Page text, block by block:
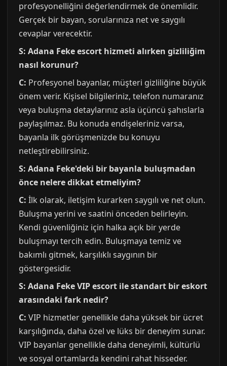
profesyonelliğini değerlendirmek de önemlidir.
Gerçek bir bayan, sorularınıza net ve saygılı
cevaplar verecektir.
S: Adana Feke escort hizmeti alırken gizliliğim
nasıl korunur?
C: Profesyonel bayanlar, müşteri gizliliğine büyük
önem verir. Kişisel bilgileriniz, telefon numaranız
veya buluşma detaylarınız asla üçüncü şahıslarla
paylaşılmaz. Bu konuda endişeleriniz varsa,
bayanla ilk görüşmenizde bu konuyu
netleştirebilirsiniz.
S: Adana Feke'deki bir bayanla buluşmadan
önce nelere dikkat etmeliyim?
C: İlk olarak, iletişim kurarken saygılı ve net olun.
Buluşma yerini ve saatini önceden belirleyin.
Kendi güvenliğiniz için halka açık bir yerde
buluşmayı tercih edin. Buluşmaya temiz ve
bakımlı gitmek, karşılıklı saygının bir
göstergesidir.
S: Adana Feke VIP escort ile standart bir eskort
arasındaki fark nedir?
C: VIP hizmetler genellikle daha yüksek bir ücret
karşılığında, daha özel ve lüks bir deneyim sunar.
VIP bayanlar genellikle daha deneyimli, kültürlü
ve sosyal ortamlarda kendini rahat hisseder.